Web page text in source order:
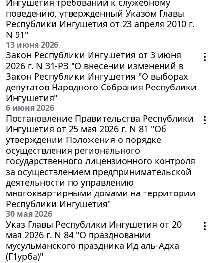
поведению, утвержденный Указом Главы
Республики Ингушетия от 23 апреля 2010 г.
N 91"
13 июня 2026
Закон Республики Ингушетия от 3 июня
2026 г. N 31-РЗ "О внесении изменений в
Закон Республики Ингушетия "О выборах
депутатов Народного Собрания Республики
Ингушетия"
6 июня 2026
Постановление Правительства Республики
Ингушетия от 25 мая 2026 г. N 81 "Об
утверждении Положения о порядке
осуществления регионального
государственного лицензионного контроля
за осуществлением предпринимательской
деятельности по управлению
многоквартирными домами на территории
Республики Ингушетия"
30 мая 2026
Указ Главы Республики Ингушетия от 20
мая 2026 г. N 84 "О праздновании
мусульманского праздника Ид аль-Адха
(Г1урба)"